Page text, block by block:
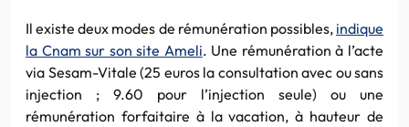
Il existe deux modes de rémunération possibles, indique
la Cnam sur son site Ameli. Une rémunération à l’acte
via Sesam-Vitale (25 euros la consultation avec ou sans
injection ; 9.60 pour l’injection seule) ou une
rémunération forfaitaire à la vacation, à hauteur de